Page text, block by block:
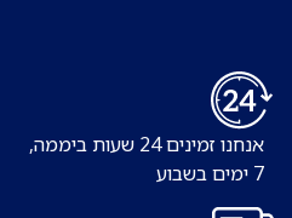
אנחנו זמינים 24 שעות ביממה,